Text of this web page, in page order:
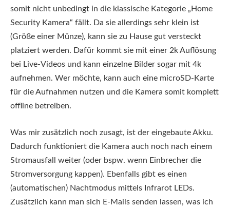
somit nicht unbedingt in die klassische Kategorie „Home
Security Kamera“ fällt. Da sie allerdings sehr klein ist
(Größe einer Münze), kann sie zu Hause gut versteckt
platziert werden. Dafür kommt sie mit einer 2k Auflösung
bei Live-Videos und kann einzelne Bilder sogar mit 4k
aufnehmen. Wer möchte, kann auch eine microSD-Karte
für die Aufnahmen nutzen und die Kamera somit komplett
offline betreiben.
Was mir zusätzlich noch zusagt, ist der eingebaute Akku.
Dadurch funktioniert die Kamera auch noch nach einem
Stromausfall weiter (oder bspw. wenn Einbrecher die
Stromversorgung kappen). Ebenfalls gibt es einen
(automatischen) Nachtmodus mittels Infrarot LEDs.
Zusätzlich kann man sich E-Mails senden lassen, was ich